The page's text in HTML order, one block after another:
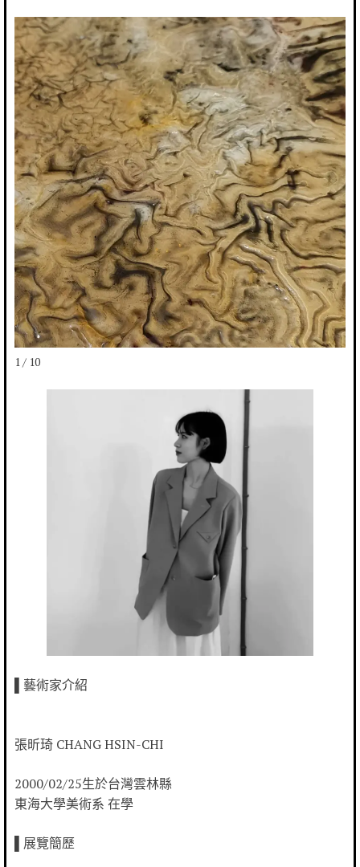
1 / 10
▌藝術家介紹
張昕琦 CHANG HSIN-CHI
2000/02/25生於台灣雲林縣
東海大學美術系 在學
▌展覽簡歷